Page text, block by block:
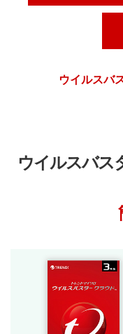
ウイルスバ
ウイルスバス